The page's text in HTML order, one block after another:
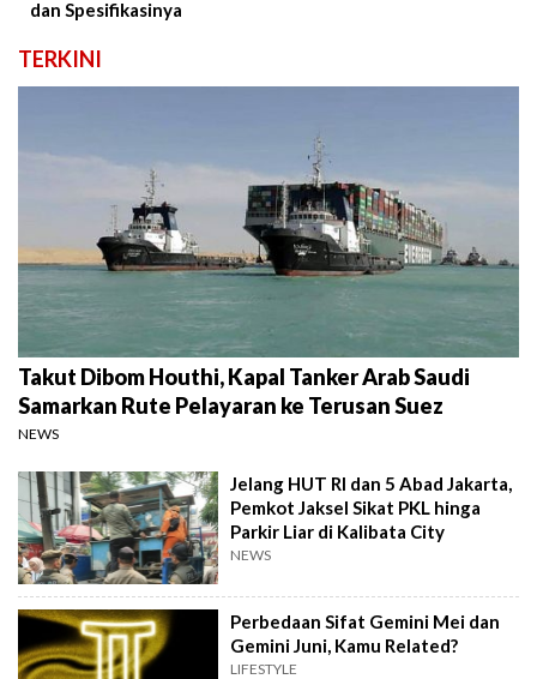
dan Spesifikasinya
TERKINI
Takut Dibom Houthi, Kapal Tanker Arab Saudi
Samarkan Rute Pelayaran ke Terusan Suez
NEWS
Jelang HUT RI dan 5 Abad Jakarta,
Pemkot Jaksel Sikat PKL hinga
Parkir Liar di Kalibata City
NEWS
Perbedaan Sifat Gemini Mei dan
Gemini Juni, Kamu Related?
LIFESTYLE